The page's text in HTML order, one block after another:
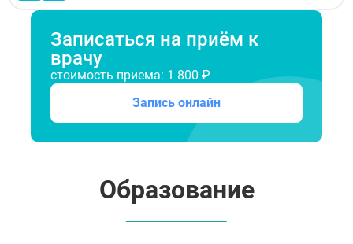
Записаться на приём к
врачу
стоимость приема: 1 800 ₽
Запись онлайн
Образование